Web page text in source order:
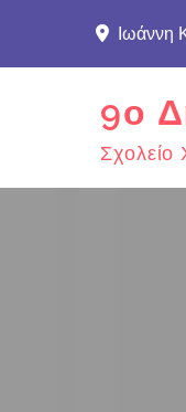
Ιωάννη
9ο
Σχολείο